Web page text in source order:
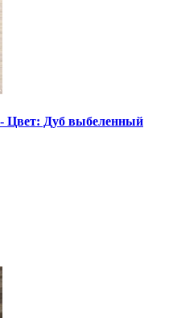
Цвет: Дуб выбеленный